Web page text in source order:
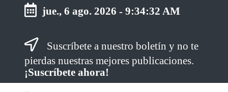
jue., 6 ago. 2026 -9:34:32 AM
Suscríbete a nuestro boletín y no te
pierdas nuestras mejores publicaciones.
¡Suscríbete ahora!